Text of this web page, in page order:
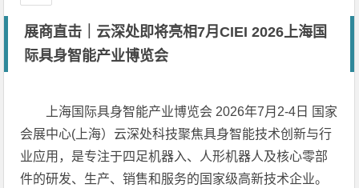
展商直击｜云深处即将亮相7月CIEI 2026上海国
际具身智能产业博览会
上海国际具身智能产业博览会 2026年7月2-4日 国家
会展中心(上海）云深处科技聚焦具身智能技术创新与行
业应用，是专注于四足机器入、人形机器人及核心零部
件的研发、生产、销售和服务的国家级高新技术企业。